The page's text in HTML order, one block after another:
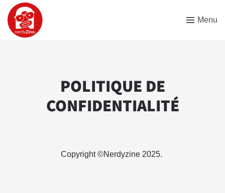
Menu
POLITIQUE DE
CONFIDENTIALITÉ
Copyright ©Nerdyzine 2025.